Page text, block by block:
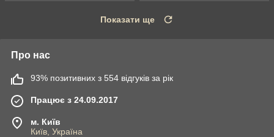
Показати ще
Про нас
93% позитивних з 554 відгуків за рік
Працює з 24.09.2017
м. Київ
Київ, Україна